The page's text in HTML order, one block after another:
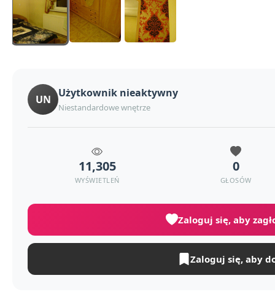
UN Użytkownik nieaktywny
Niestandardowe wnętrze
11,305
WYŚWIETLEŃ
0
GŁOSÓW
Zaloguj się, aby
Zaloguj się, aby